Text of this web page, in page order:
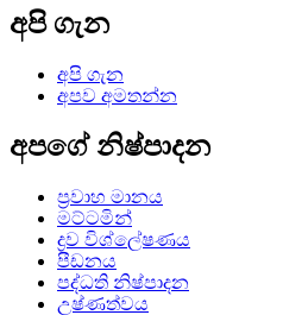
අපි ගැන
අපි ගැන
අපව අමතන්න
අපගේ නිෂ්පාදන
ප්‍රවාහ මානය
මට්ටමින්
ද්‍රව විශ්ලේෂණය
පීඩනය
පද්ධති නිෂ්පාදන
උෂ්ණත්වය